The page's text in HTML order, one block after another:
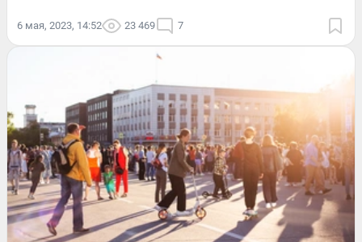
6 мая, 2023, 14:52 23 469 7